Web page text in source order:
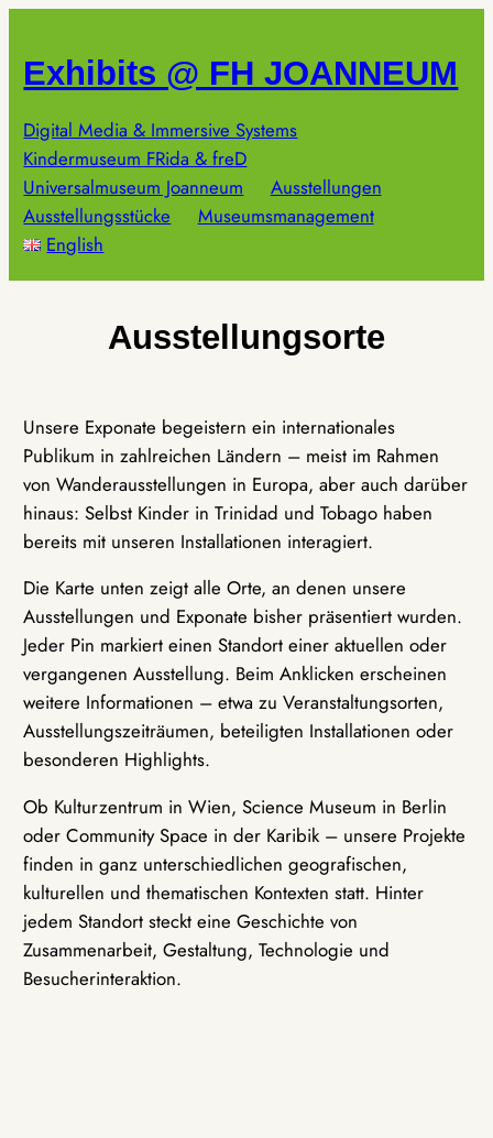
springen
Exhibits @ FH JOANNEUM
Digital Media & Immersive Systems
Kindermuseum FRida & freD
Universalmuseum Joanneum
Ausstellungen
Ausstellungsstücke
Museumsmanagement
English
Ausstellungsorte
Unsere Exponate begeistern ein internationales
Publikum in zahlreichen Ländern – meist im Rahmen
von Wanderausstellungen in Europa, aber auch darüber
hinaus: Selbst Kinder in Trinidad und Tobago haben
bereits mit unseren Installationen interagiert.
Die Karte unten zeigt alle Orte, an denen unsere
Ausstellungen und Exponate bisher präsentiert wurden.
Jeder Pin markiert einen Standort einer aktuellen oder
vergangenen Ausstellung. Beim Anklicken erscheinen
weitere Informationen – etwa zu Veranstaltungsorten,
Ausstellungszeiträumen, beteiligten Installationen oder
besonderen Highlights.
Ob Kulturzentrum in Wien, Science Museum in Berlin
oder Community Space in der Karibik – unsere Projekte
finden in ganz unterschiedlichen geografischen,
kulturellen und thematischen Kontexten statt. Hinter
jedem Standort steckt eine Geschichte von
Zusammenarbeit, Gestaltung, Technologie und
Besucherinteraktion.